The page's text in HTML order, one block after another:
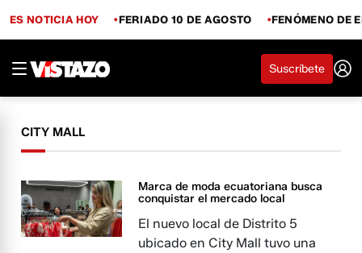
ES NOTICIA HOY FERIADO 10 DE AGOSTO FENÓMENO DE
Suscríbete
CITY MALL
Marca de moda ecuatoriana busca
conquistar el mercado local
El nuevo local de Distrito 5
ubicado en City Mall tuvo una